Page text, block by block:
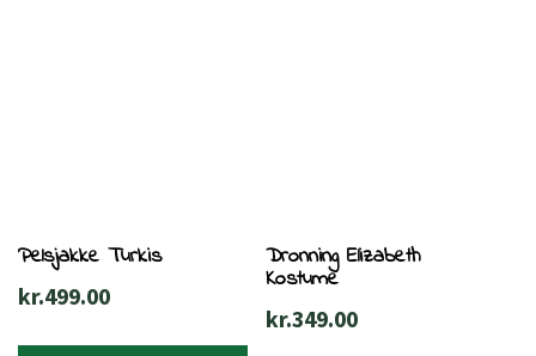
Pelsjakke Turkis
kr.499.00
Dronning Elizabeth
Kostume
kr.349.00